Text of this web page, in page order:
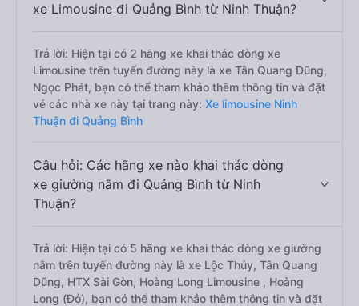
xe Limousine đi Quảng Bình từ Ninh Thuận?
Trả lời: Hiện tại có 2 hãng xe khai thác dòng xe
Limousine trên tuyến đường này là xe Tân Quang Dũng,
Ngọc Phát, bạn có thể tham khảo thêm thông tin và đặt
vé các nhà xe này tại trang này: Xe limousine Ninh
Thuận đi Quảng Bình
Câu hỏi: Các hãng xe nào khai thác dòng
xe giường nằm đi Quảng Bình từ Ninh
Thuận?
Trả lời: Hiện tại có 5 hãng xe khai thác dòng xe giường
nằm trên tuyến đường này là xe Lộc Thủy, Tân Quang
Dũng, HTX Sài Gòn, Hoàng Long Limousine , Hoàng
Long (Đỏ), bạn có thể tham khảo thêm thông tin và đặt